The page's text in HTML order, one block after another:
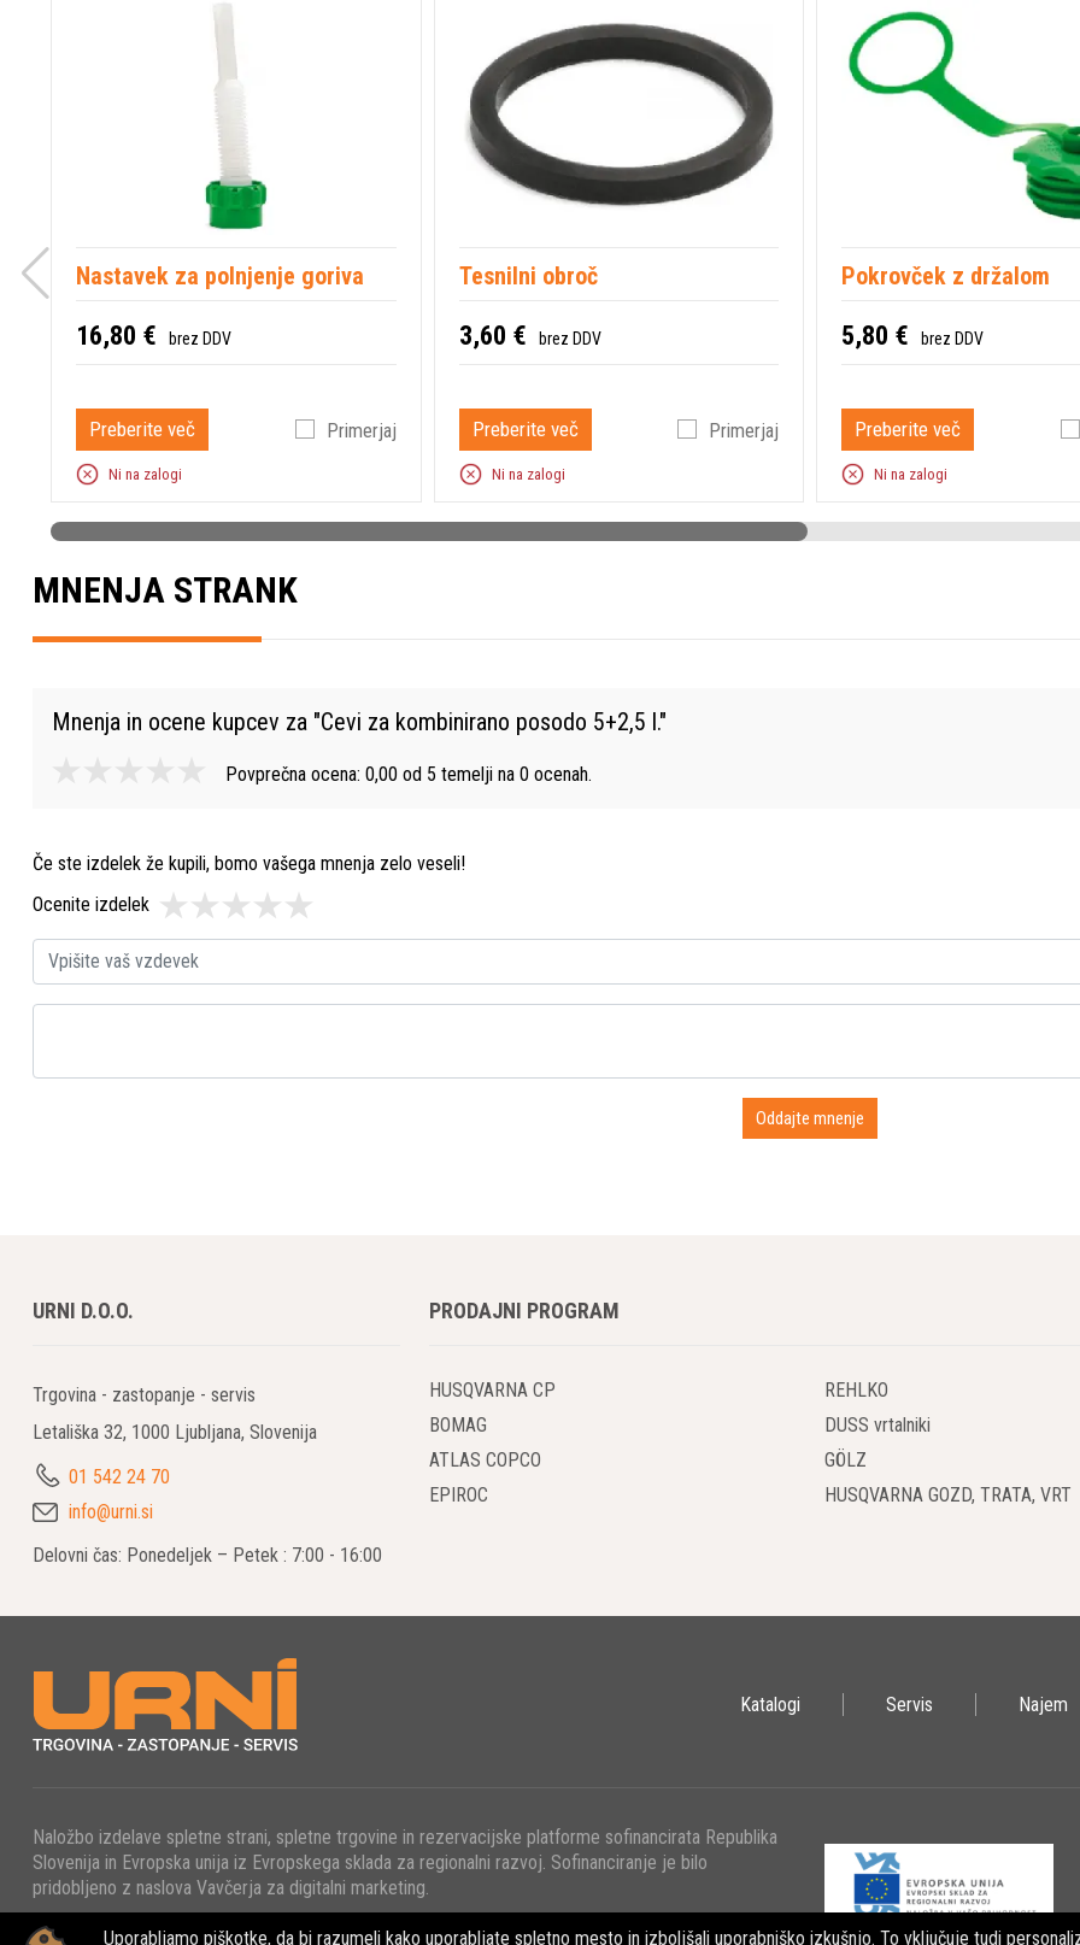
Nastavek za polnjenje goriva
16,80 € brez DDV
Preberite več Primerjaj
Ni na zalogi
Tesnilni obroč
3,60 € brez DDV
Preberite več Primerjaj
Ni na zalogi
Pokrovček z držalom
5,80 € brez DDV
Preberite več
Ni na zalogi
MNENJA STRANK
Mnenja in ocene kupcev za "Cevi za kombinirano posodo 5+2,5 l."
Povprečna ocena: 0,00 od 5 temelji na 0 ocenah.
Če ste izdelek že kupili, bomo vašega mnenja zelo veseli!
Ocenite izdelek
Uporabljamo piškotke, da bi razumeli kako uporabljate spletno mesto in izboljšali uporabniško izkušnjo. To vključuje tudi
URNI D.O.O.
Trgovina - zastopanje - servis
Letališka 32, 1000 Ljubljana, Slovenija
01 542 24 70
info@urni.si
Delovni čas: Ponedeljek – Petek : 7:00 - 16:00
PRODAJNI PROGRAM
HUSQVARNA CP
BOMAG
ATLAS COPCO
EPIROC
REHLKO
DUSS vrtalniki
GÖLZ
HUSQVARNA GOZD, TRATA, VRT
Katalogi Servis Najem
Naložbo izdelave spletne strani, spletne trgovine in rezervacijske platforme sofinancirata Republika
Slovenija in Evropska unija iz Evropskega sklada za regionalni razvoj. Sofinanciranje je bilo
pridobljeno z naslova Vavčerja za digitalni marketing.